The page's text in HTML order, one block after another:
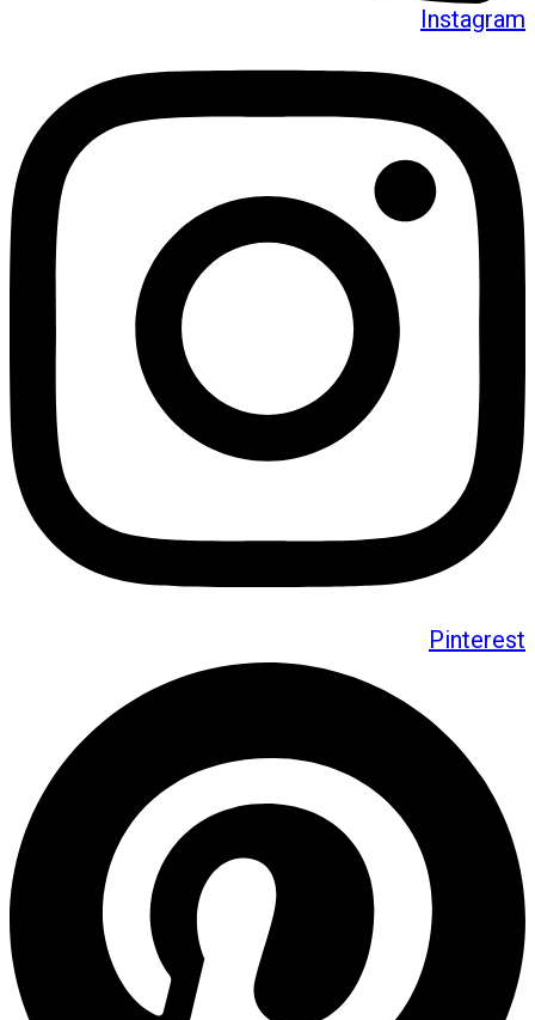
Instagram
Pinterest